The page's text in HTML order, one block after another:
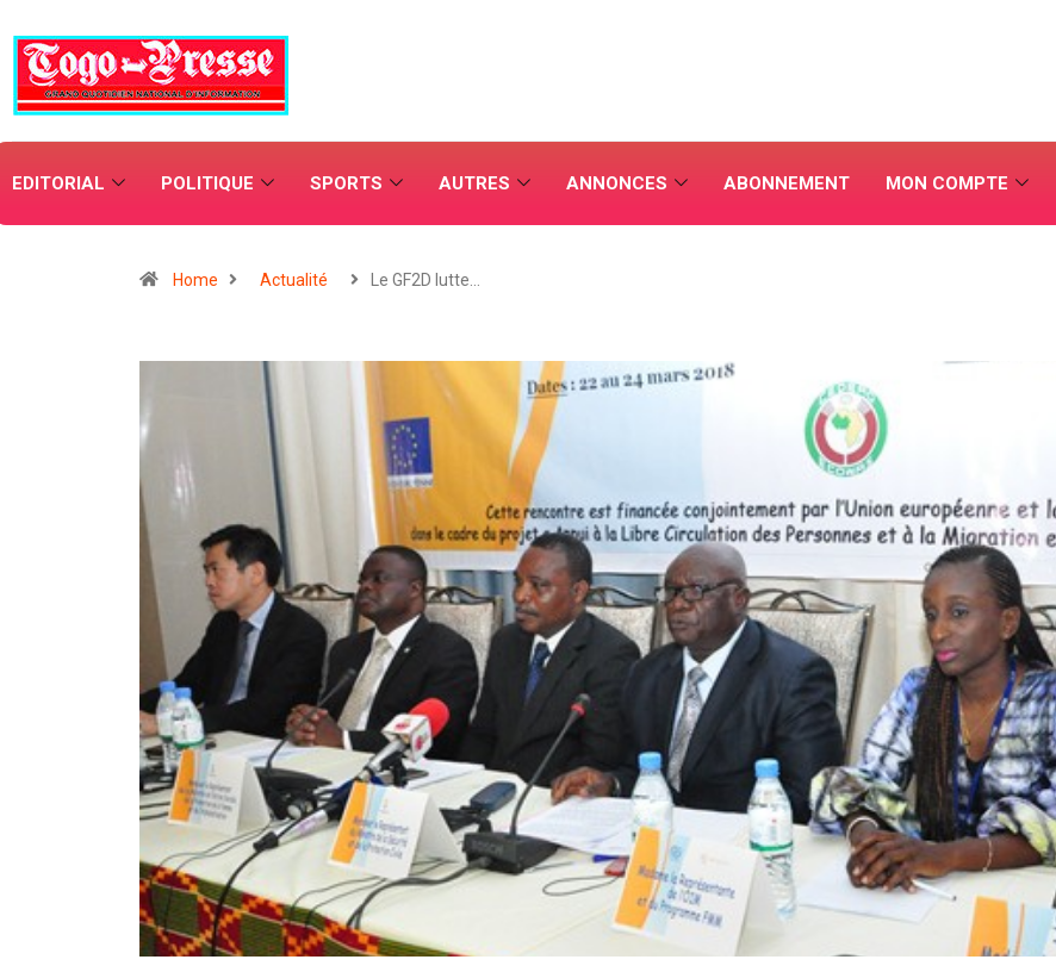
EDITORIAL POLITIQUE SPORTS AUTRES ANNONCES ABONNEMENT MON COMPTE
Home Actualité Le GF2D lutte…